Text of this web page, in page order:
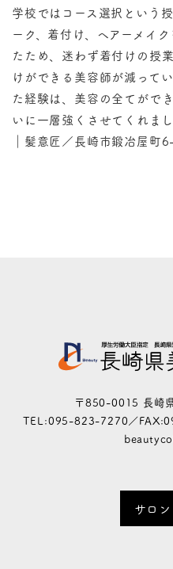
学校ではコース選択という
ーク、着付け、ヘアーメイ
たため、迷わず着付けの授
けができる美容師が減って
た経験は、美容の全てがで
いに一層強くさせてくれまし
｜髪意匠／長崎市鍛冶屋町
〒850-0015 長崎
TEL:095-823-7270／
サロ